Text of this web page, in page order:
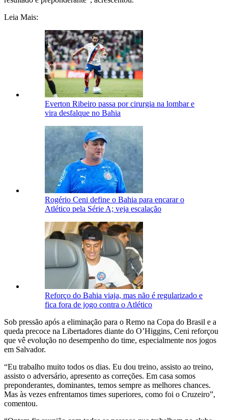
Leia Mais:
Everton Ribeiro passa por cirurgia na lombar e
vira desfalque no Bahia
Rogério Ceni define o Bahia para encarar o
Atlético pela Série A; veja escalação
Reforço do Bahia viaja, mas não é regularizado e
fica fora de jogo contra o Atlético
Sob pressão após a eliminação para o Remo na Copa do Brasil e a
queda precoce na Libertadores diante do O’Higgins, Ceni reforçou
que vê evolução no desempenho do time, especialmente nos jogos
em Salvador.
“Eu trabalho muito todos os dias. Eu dou treino, assisto ao treino,
assisto o adversário, apresento as correções. Em casa somos
preponderantes, dominantes, temos sempre as melhores chances.
Mas às vezes enfrentamos times superiores, como foi o Cruzeiro”,
comentou.